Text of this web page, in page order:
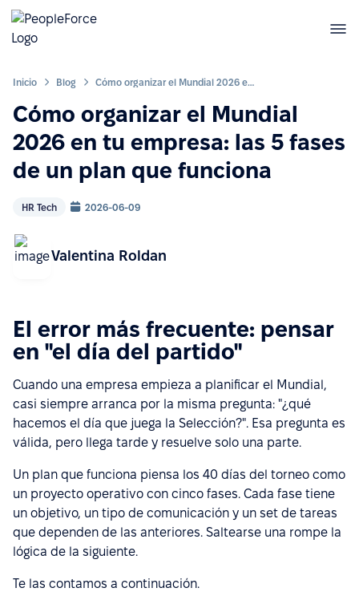
Inicio Blog Cómo organizar el Mundial 2026 en tu empresa: las 5 fases de un plan que funciona
Cómo organizar el Mundial
2026 en tu empresa: las 5 fases
de un plan que funciona
HR Tech 2026-06-09
Valentina Roldan
El error más frecuente: pensar
en "el día del partido"
Cuando una empresa empieza a planificar el Mundial,
casi siempre arranca por la misma pregunta: "¿qué
hacemos el día que juega la Selección?". Esa pregunta es
válida, pero llega tarde y resuelve solo una parte.
Un plan que funciona piensa los 40 días del torneo como
un proyecto operativo con cinco fases. Cada fase tiene
un objetivo, un tipo de comunicación y un set de tareas
que dependen de las anteriores. Saltearse una rompe la
lógica de la siguiente.
Te las contamos a continuación.